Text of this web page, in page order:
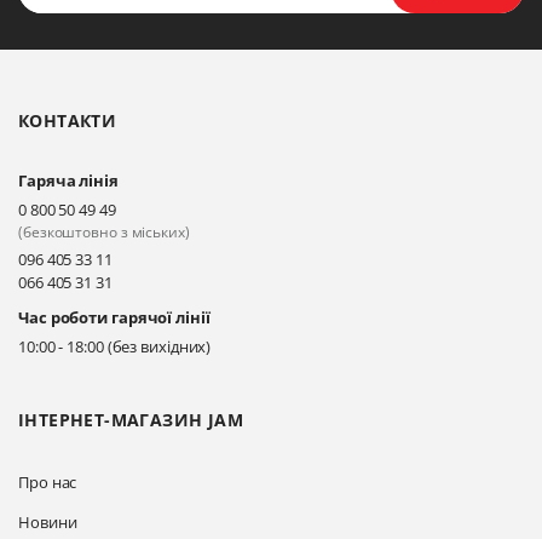
ІНТЕРНЕТ-МАГАЗИН JAM
Про нас
Новини
КОНТАКТИ
Гаряча лінія
0 800 50 49 49
(безкоштовно з міських)
096 405 33 11
066 405 31 31
Час роботи гарячої лінії
10:00 - 18:00 (без вихідних)